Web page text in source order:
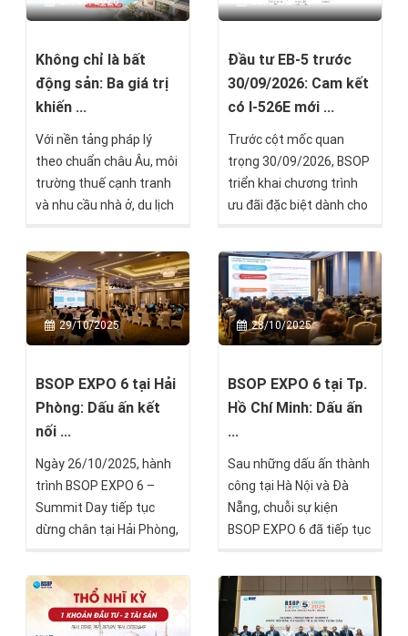
Không chỉ là bất
động sản: Ba giá trị
khiến ...
Với nền tảng pháp lý
theo chuẩn châu Âu, môi
trường thuế cạnh tranh
và nhu cầu nhà ở, du lịch
nổi lên như một lựa chọn
được nhiều nhà đầu tư
quốc tế quan tâm nhờ
khả năng kết hợp nhiều
giá trị trong cùng một
Đầu tư EB-5 trước
30/09/2026: Cam kết
có I-526E mới ...
Trước cột mốc quan
trọng 30/09/2026, BSOP
triển khai chương trình
ưu đãi đặc biệt dành cho
sách chỉ thanh toán phí
dịch vụ sau khi nhận
chấp thuận I-526E, ưu
đãi tài chính gần 900
triệu đồng và chỉ từ 15
trình sở hữu Thẻ xanh
Mỹ.
29/10/2025
BSOP EXPO 6 tại Hải
Phòng: Dấu ấn kết
nối ...
Ngày 26/10/2025, hành
trình BSOP EXPO 6 –
Summit Day tiếp tục
dừng chân tại Hải Phòng,
sôi động và đầy cảm
hứng. Các nhà đầu tư Hải
Phòng đã được trực tiếp
28/10/2025
BSOP EXPO 6 tại Tp.
Hồ Chí Minh: Dấu ấn
...
Sau những dấu ấn thành
công tại Hà Nội và Đà
Nẵng, chuỗi sự kiện
BSOP EXPO 6 đã tiếp tục
tại Tp. Hồ Chí Minh trong
suốt một tuần lễ (20 –
25/10) thu hút sự tham